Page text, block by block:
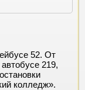
52. От
219,
колледж».